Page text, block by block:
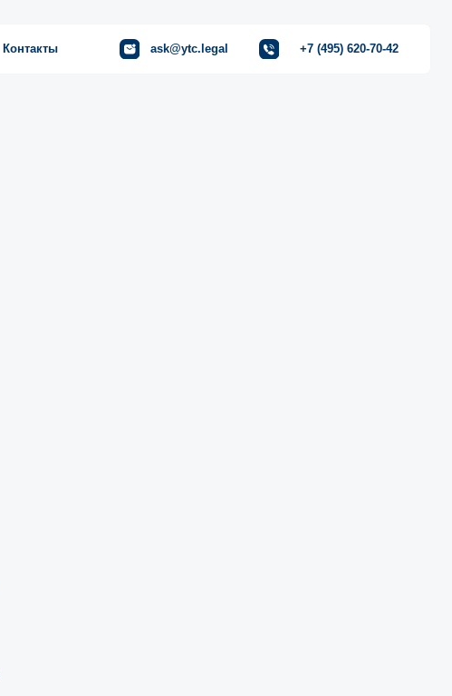
ask@ytc.legal +7 (495) 620-70-42